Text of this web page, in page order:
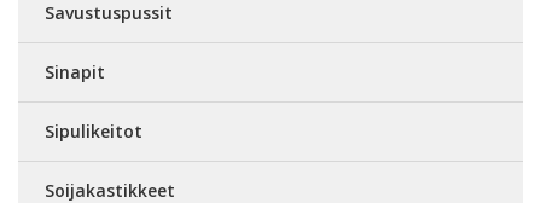
Savustuspussit
Sinapit
Sipulikeitot
Soijakastikkeet